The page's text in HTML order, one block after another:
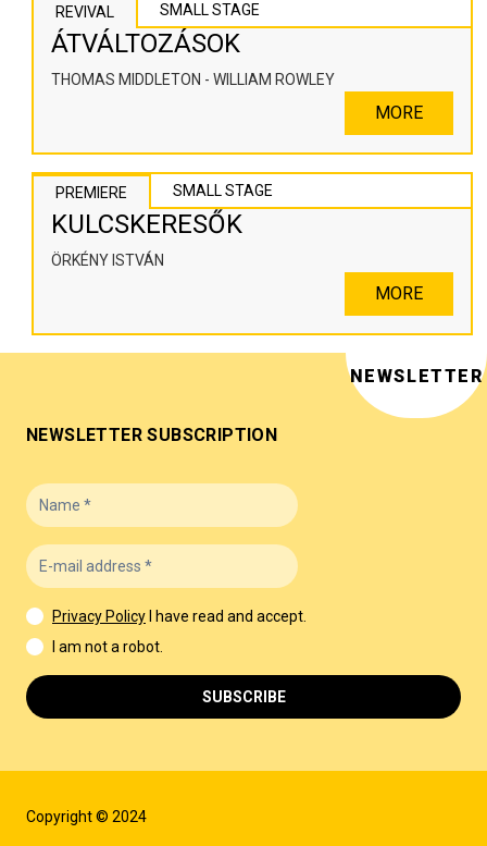
REVIVAL SMALL STAGE
ÁTVÁLTOZÁSOK
THOMAS MIDDLETON - WILLIAM ROWLEY
MORE
PREMIERE SMALL STAGE
KULCSKERESŐK
ÖRKÉNY ISTVÁN
MORE
Copyright © 2024
NEWSLETTER
NEWSLETTER SUBSCRIPTION
Privacy Policy
I have read and accept.
I am not a robot.
SUBSCRIBE